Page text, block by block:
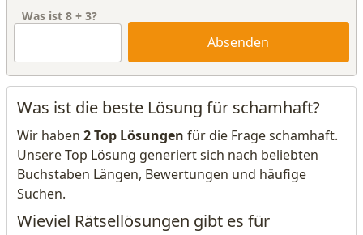
Was ist 8 + 3?
Absenden
Was ist die beste Lösung für schamhaft?
Wir haben 2 Top Lösungen für die Frage schamhaft.
Unsere Top Lösung generiert sich nach beliebten
Buchstaben Längen, Bewertungen und häufige
Suchen.
Wieviel Rätsellösungen gibt es für